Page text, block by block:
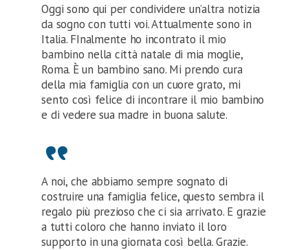
Oggi sono qui per condividere un’altra notizia
da sogno con tutti voi. Attualmente sono in
Italia. FInalmente ho incontrato il mio
bambino nella città natale di mia moglie,
Roma. È un bambino sano. Mi prendo cura
della mia famiglia con un cuore grato, mi
sento così felice di incontrare il mio bambino
e di vedere sua madre in buona salute.
A noi, che abbiamo sempre sognato di
costruire una famiglia felice, questo sembra il
regalo più prezioso che ci sia arrivato. E grazie
a tutti coloro che hanno inviato il loro
supporto in una giornata così bella. Grazie.